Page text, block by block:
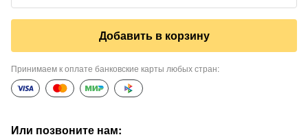
Добавить в корзину
Принимаем к оплате банковские карты любых стран:
Или позвоните нам: